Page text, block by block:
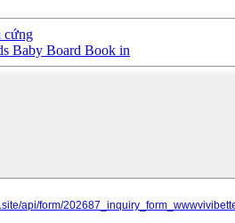
cứng
Baby Board Book in